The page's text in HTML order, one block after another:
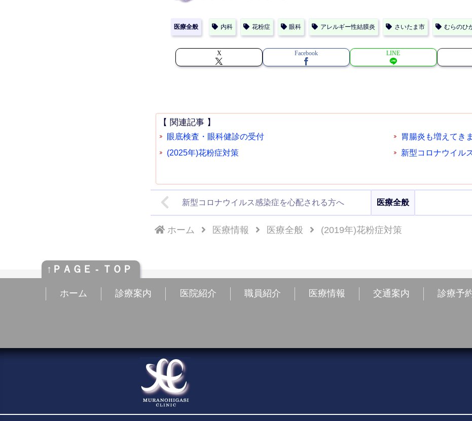
医療全般 内科 花粉症 眼科 アレルギー性結膜炎 さいたま市 むらのひ
X Facebook LINE
【 関連記事 】
眼底検査・眼科健診の受付
胃腸炎も増えてき
(2025年)花粉症対策
新型コロナウイル
新型コロナウイルス感染症を心配される方へ 医療全般
ホーム 医療情報 医療全般 (2019年)花粉症対策
↑ＰＡＧＥ - ＴＯＰ
ホーム 診療案内 医院紹介 職員紹介 医療情報 交通案内 診療予